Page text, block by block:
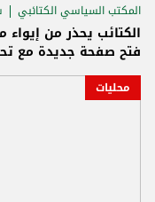
المكتب السياسي الكتائبي
الكتائب يحذر من
فتح صفحة جديدة مع
محليات